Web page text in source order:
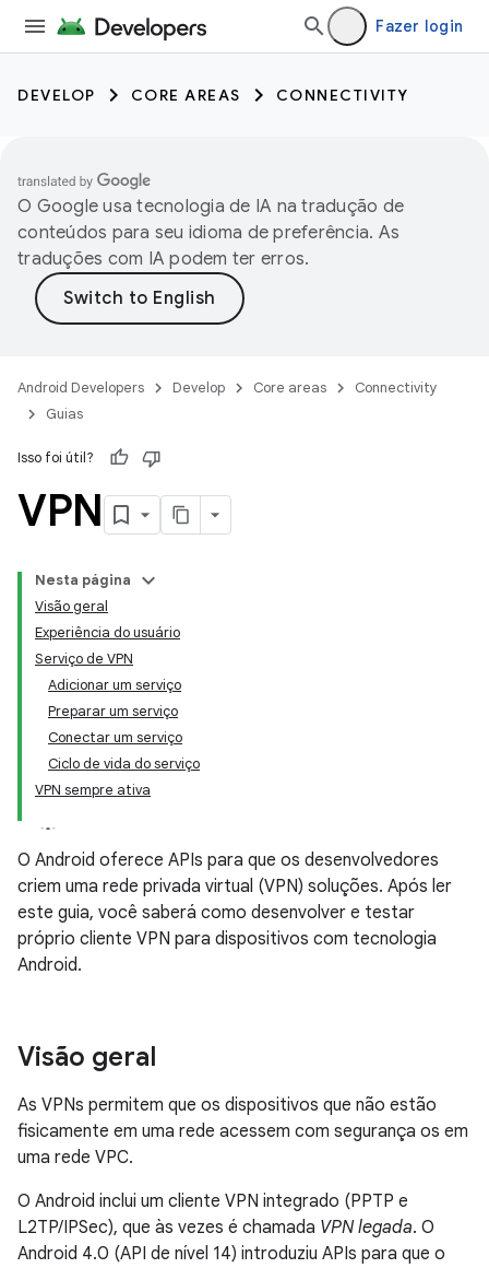
Fazer login
DEVELOP CORE AREAS CONNECTIVITY
O Google usa tecnologia de IA na tradução de
conteúdos para seu idioma de preferência. As
traduções com IA podem ter erros.
Android Developers Develop Core areas
Connectivity
Guias
Isso foi útil?
VPN
Nesta página
Visão geral
Experiência do usuário
Serviço de VPN
Adicionar um serviço
Preparar um serviço
Conectar um serviço
Ciclo de vida do serviço
VPN sempre ativa
O Android oferece APIs para que os desenvolvedores
criem uma rede privada virtual (VPN) soluções. Após ler
este guia, você saberá como desenvolver e testar
próprio cliente VPN para dispositivos com tecnologia
Android.
Visão geral
As VPNs permitem que os dispositivos que não estão
fisicamente em uma rede acessem com segurança os em
uma rede VPC.
O Android inclui um cliente VPN integrado (PPTP e
L2TP/IPSec), que às vezes é chamada VPN legada. O
Android 4.0 (API de nível 14) introduziu APIs para que o